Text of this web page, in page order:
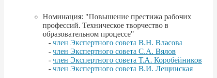
Номинация: "Повышение престижа рабочих
профессий. Техническое творчество в
образовательном процессе"
- член Экспертного совета В.Н. Власова
- член Экспертного совета С.А. Вялов
- член Экспертного совета Т.А. Коробейников
- член Экспертного совета В.И. Лещинская